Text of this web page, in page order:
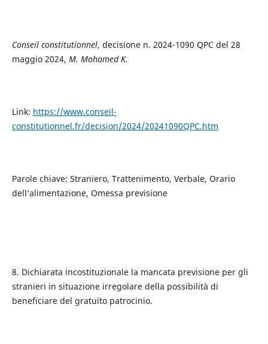
Conseil constitutionnel, decisione n. 2024-1090 QPC del 28
maggio 2024, M. Mohamed K.
Link: https://www.conseil-
constitutionnel.fr/decision/2024/20241090QPC.htm
Parole chiave: Straniero, Trattenimento, Verbale, Orario
dell’alimentazione, Omessa previsione
8. Dichiarata incostituzionale la mancata previsione per gli
stranieri in situazione irregolare della possibilità di
beneficiare del gratuito patrocinio.